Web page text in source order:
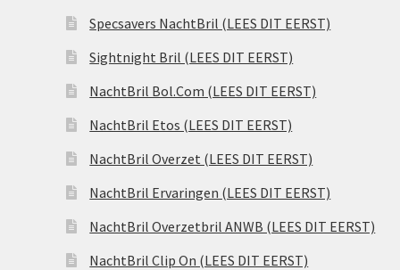
Specsavers NachtBril (LEES DIT EERST)
Sightnight Bril (LEES DIT EERST)
NachtBril Bol.Com (LEES DIT EERST)
NachtBril Etos (LEES DIT EERST)
NachtBril Overzet (LEES DIT EERST)
NachtBril Ervaringen (LEES DIT EERST)
NachtBril Overzetbril ANWB (LEES DIT EERST)
NachtBril Clip On (LEES DIT EERST)